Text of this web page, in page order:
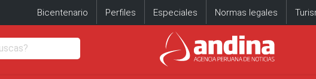
Bicentenario Perfiles Especiales Normas legales